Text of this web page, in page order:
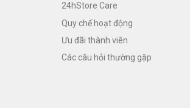
24hStore Care
Quy chế hoạt động
Ưu đãi thành viên
Các câu hỏi thường gặp